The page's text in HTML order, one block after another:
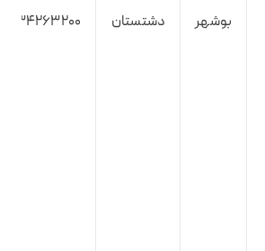
بوشهر دشتستان 7734263200